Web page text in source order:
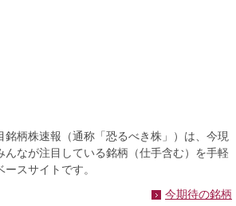
銘柄株速報（通称「恐るべき株」）は、今現
んなが注目している銘柄（仕手含む）を手軽
スサイトです。
今期待の銘柄